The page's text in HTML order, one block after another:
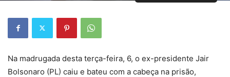
Na madrugada desta terça-feira, 6, o ex-presidente Jair
Bolsonaro (PL) caiu e bateu com a cabeça na prisão,